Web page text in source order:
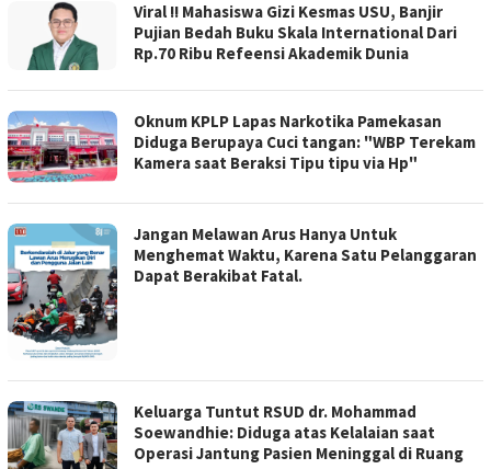
Viral !! Mahasiswa Gizi Kesmas USU, Banjir
Pujian Bedah Buku Skala International Dari
Rp.70 Ribu Refeensi Akademik Dunia
Oknum KPLP Lapas Narkotika Pamekasan
Diduga Berupaya Cuci tangan: "WBP Terekam
Kamera saat Beraksi Tipu tipu via Hp"
Jangan Melawan Arus Hanya Untuk
Menghemat Waktu, Karena Satu Pelanggaran
Dapat Berakibat Fatal.
Keluarga Tuntut RSUD dr. Mohammad
Soewandhie: Diduga atas Kelalaian saat
Operasi Jantung Pasien Meninggal di Ruang